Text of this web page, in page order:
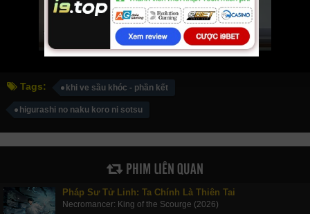
Tags: khi ve sầu khóc - phần kết
higurashi no naku koro ni sotsu
PHIM LIÊN QUAN
Pháp Sư Tử Linh: Ta Chính Là Thiên Tai
Necromancer: King of the Scourge (2026)